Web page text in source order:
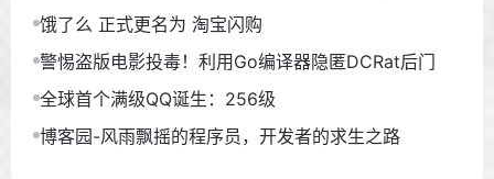
饿了么 正式更名为 淘宝闪购
警惕盗版电影投毒！利用Go编译器隐匿DCRat后门
全球首个满级QQ诞生：256级
博客园-风雨飘摇的程序员，开发者的求生之路